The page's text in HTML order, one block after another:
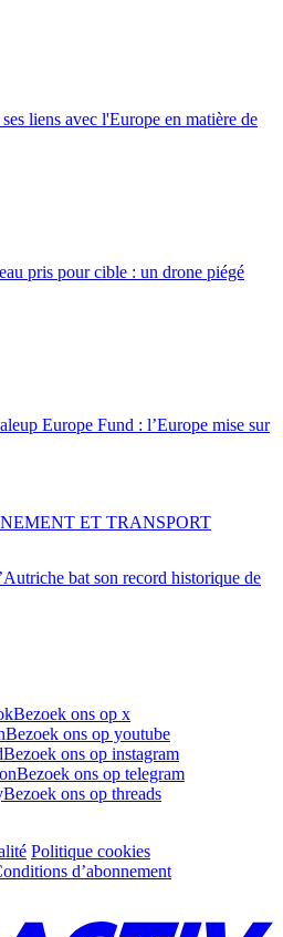
liens avec l'Europe en matière de
pris pour cible : un drone piégé
Europe Fund : l’Europe mise sur
bat son record historique de
ET TRANSPORT
Bezoek ons op x
Bezoek ons op youtube
Bezoek ons op instagram
Bezoek ons op telegram
Bezoek ons op threads
Politique cookies
d’abonnement